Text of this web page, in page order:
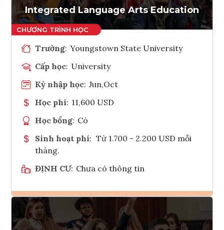
Integrated Language Arts Education
Trường: Youngstown State University
Cấp học: University
Kỳ nhập học: Jun,Oct
Học phí: 11,600 USD
Học bổng: Có
Sinh hoạt phí: Từ 1.700 - 2.200 USD mỗi
tháng.
ĐỊNH CƯ: Chưa có thông tin
Ghi danh